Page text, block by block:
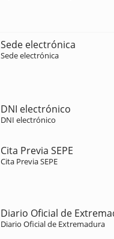
Sede electrónica
Sede electrónica
DNI electrónico
DNI electrónico
Cita Previa SEPE
Cita Previa SEPE
Diario Oficial de
Diario Oficial de Extremadura